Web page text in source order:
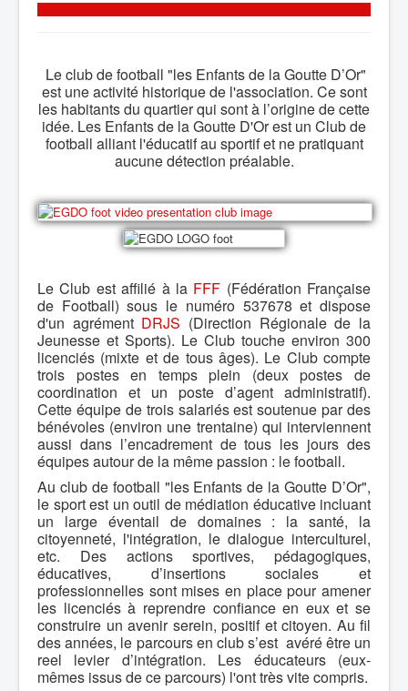
Le club de football "les Enfants de la Goutte D’Or"
est une activité historique de l'association. Ce sont
les habitants du quartier qui sont à l’origine de cette
idée. Les Enfants de la Goutte D'Or est un Club de
football alliant l'éducatif au sportif et ne pratiquant
aucune détection préalable.
Le Club est affilié à la FFF (Fédération Française
de Football) sous le numéro 537678 et dispose
d'un agrément DRJS (Direction Régionale de la
Jeunesse et Sports). Le Club touche environ 300
licenciés (mixte et de tous âges). Le Club compte
trois postes en temps plein (deux postes de
coordination et un poste d’agent administratif).
Cette équipe de trois salariés est soutenue par des
bénévoles (environ une trentaine) qui interviennent
aussi dans l’encadrement de tous les jours des
équipes autour de la même passion : le football.
Au club de football "les Enfants de la Goutte D’Or",
le sport est un outil de médiation éducative incluant
un large éventail de domaines : la santé, la
citoyenneté, l'intégration, le dialogue interculturel,
etc. Des actions sportives, pédagogiques,
éducatives, d’insertions sociales et
professionnelles sont mises en place pour amener
les licenciés à reprendre confiance en eux et se
construire un avenir serein, positif et citoyen. Au fil
des années, le parcours en club s’est avéré être un
reel levier d’intégration. Les éducateurs (eux-
mêmes issus de ce parcours) l'ont très vite compris.